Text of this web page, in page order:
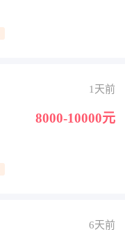
1天前
8000-10000元
6天前